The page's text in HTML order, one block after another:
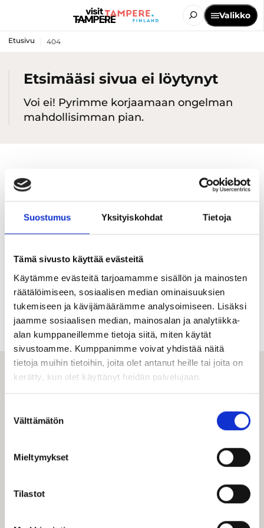
Suostumus Yksityiskohdat Tietoja
Tämä sivusto käyttää evästeitä
Käytämme evästeitä tarjoamamme sisällön ja mainosten
räätälöimiseen, sosiaalisen median ominaisuuksien
tukemiseen ja kävijämäärämme analysoimiseen. Lisäksi
jaamme sosiaalisen median, mainosalan ja analytiikka-
alan kumppaneillemme tietoja siitä, miten käytät
sivustoamme. Kumppanimme voivat yhdistää näitä
tietoja muihin tietoihin, joita olet antanut heille tai joita on
kerätty, kun olet käyttänyt heidän palvelujaan.
valinta
Välttämätön
Mieltymykset
Tilastot
Valikko
Etusivu 404
Etsimääsi sivua ei löytynyt
Voi ei! Pyrimme korjaamaan ongelman
mahdollisimman pian.
Kuva: Yle Elävä arkisto. Kummeli: Tonnin seteli
Visit Tampere
Matkailuneuvonta palvelee puhelimitse ja sähköpostitse
Kesällä 2026 matkailuneuvonta palvelee myös Tampereen
kaupungin palvelupisteellä 22.6.–28.8. arkisin klo 9–16.